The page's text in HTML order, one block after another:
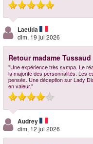
Laetitia
dim, 19 jul 2026
Retour madame Tussaud
"Une expérience très sympa. Le
la majorité des personnalités. Les
pensés. Une déception sur Lady
en valeur."
Audrey
dim, 12 jul 2026